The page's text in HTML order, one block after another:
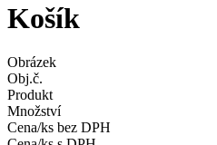
Košík
Obrázek
Obj.č.
Produkt
Množství
Cena/ks bez DPH